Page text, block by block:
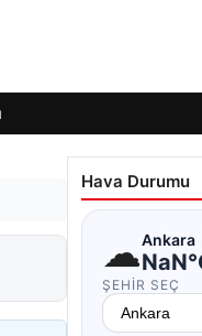
Hava Durumu
☁Ankara
ŞEHIR SEÇ